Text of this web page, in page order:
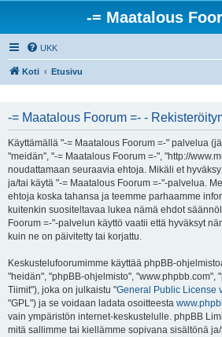
-= Maatalous
UKK
Koti Etusivu
-= Maatalous Foorum =- -
Käyttämällä "-= Maatalous Foorum =-" palvelua
"meidän", "-= Maatalous Foorum =-", "http://
noudattamaan seuraavia ehtoja. Mikäli et
ja/tai käytä "-= Maatalous Foorum =-"-palvelua.
ehtoja koska tahansa ja teemme parhaamme
kuitenkin suositeltavaa lukea nämä ehdot
Foorum =-"-palvelun käyttö vaatii että hyväksyt
kuin ne on päivitetty tai korjattu.
Keskustelufoorumimme käyttää phpBB-
"heidän", "phpBB-ohjelmisto", "www.phpbb.com",
Tiimit"), joka on julkaistu "General Public License
"GPL") ja se voidaan ladata osoitteesta
vain ympäristön internet-keskustelulle. phpBB
mitä sallimme tai kiellämme sopivana sisältönä